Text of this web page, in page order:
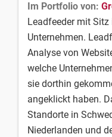
Im Portfolio von:
Leadfeeder mit
Unternehmen.
Analyse von
welche
sie dorthin
angeklickt haben.
Standorte in
Niederlanden und